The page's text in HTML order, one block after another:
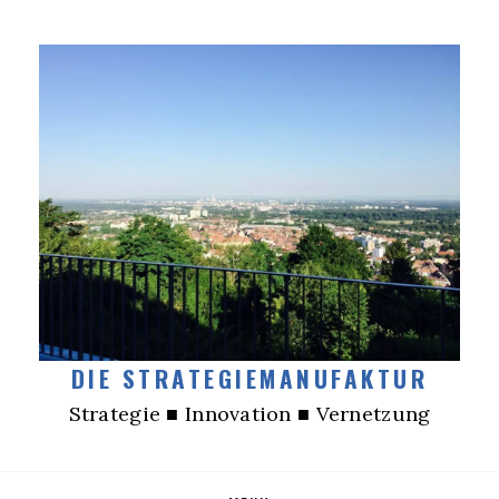
DIE STRATEGIEMANUFAKTUR
Strategie ■ Innovation ■ Vernetzung